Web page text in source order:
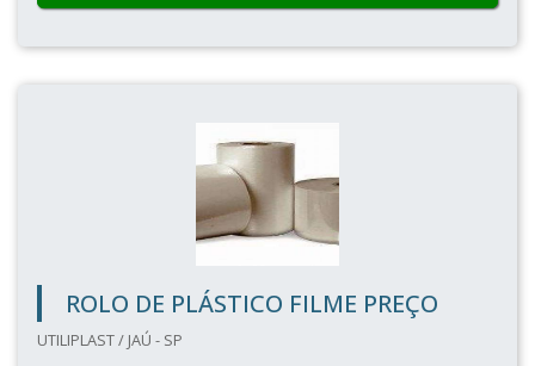
ROLO DE PLÁSTICO FILME PREÇO
UTILIPLAST / JAÚ - SP